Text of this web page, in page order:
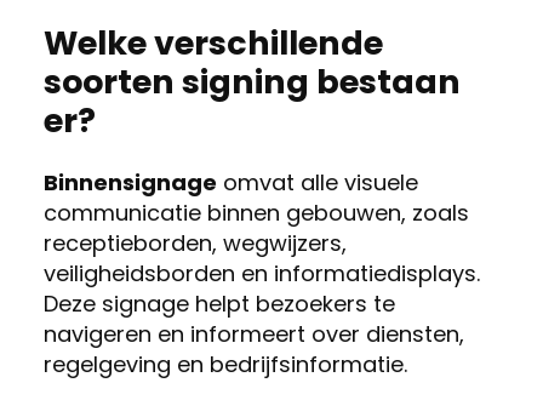
Welke verschillende
soorten signing bestaan
er?
Binnensignage omvat alle visuele
communicatie binnen gebouwen, zoals
receptieborden, wegwijzers,
veiligheidsborden en informatiedisplays.
Deze signage helpt bezoekers te
navigeren en informeert over diensten,
regelgeving en bedrijfsinformatie.